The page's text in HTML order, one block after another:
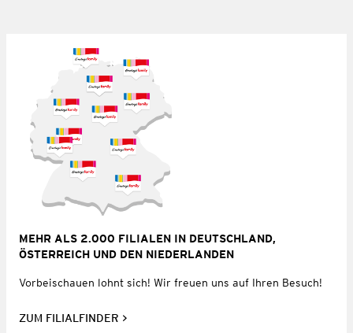
MEHR ALS 2.000 FILIALEN IN DEUTSCHLAND,
ÖSTERREICH UND DEN NIEDERLANDEN
Vorbeischauen lohnt sich! Wir freuen uns auf Ihren Besuch!
ZUM FILIALFINDER